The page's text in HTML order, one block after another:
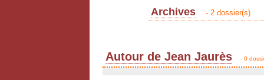
Archives - 2 dossier(s)
Autour de Jean Jaurès - 0